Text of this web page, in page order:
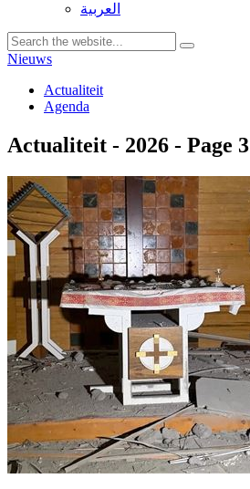
العربية
Nieuws
Actualiteit
Agenda
Actualiteit - 2026 - Page 3